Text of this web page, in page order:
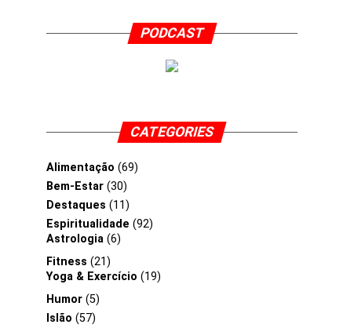
PODCAST
CATEGORIES
Alimentação (69)
Bem-Estar (30)
Destaques (11)
Espiritualidade (92)
Astrologia (6)
Fitness (21)
Yoga & Exercício (19)
Humor (5)
Islão (57)